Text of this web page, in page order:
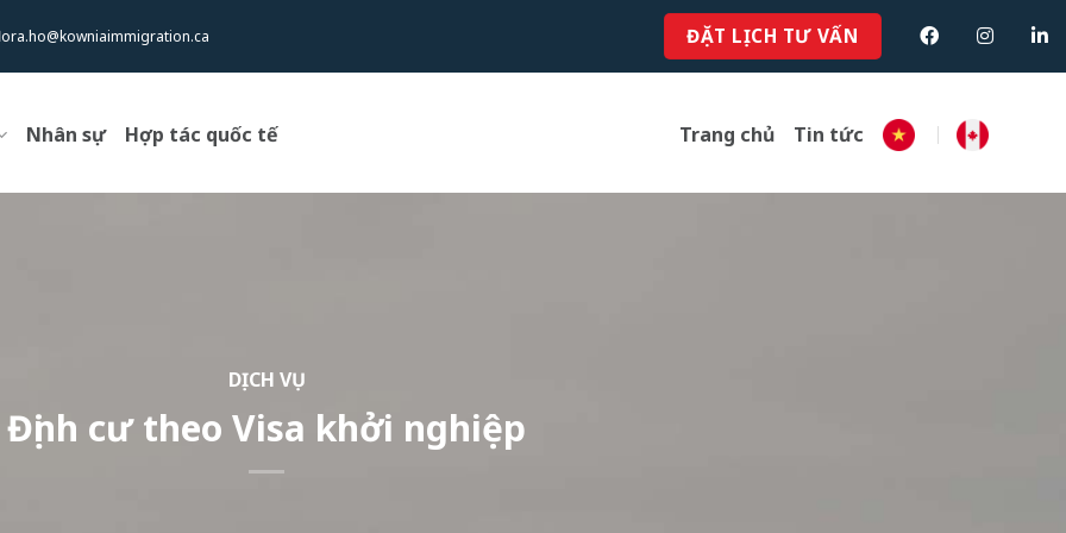
ĐẶT LỊCH TƯ VẤN
Nhân sự Hợp tác quốc tế Trang chủ Tin tức
DỊCH VỤ
Định cư theo Visa khởi nghiệp